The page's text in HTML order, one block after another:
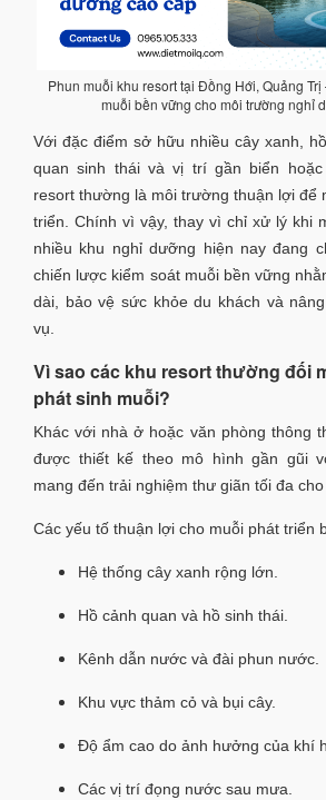
Phun muỗi khu resort tại Đồng Hới, Quảng
muỗi bền vững cho môi trường nghỉ
Với đặc điểm sở hữu nhiều cây xanh,
quan sinh thái và vị trí gần biển
resort thường là môi trường thuận lợi để
triển. Chính vì vậy, thay vì chỉ xử lý khi
nhiều khu nghỉ dưỡng hiện nay đang
chiến lược kiểm soát muỗi bền vững
dài, bảo vệ sức khỏe du khách và
vụ.
Vì sao các khu resort thường đối
phát sinh muỗi?
Khác với nhà ở hoặc văn phòng thông
được thiết kế theo mô hình gần gũi
mang đến trải nghiệm thư giãn tối đa cho
Các yếu tố thuận lợi cho muỗi phát triển
Hệ thống cây xanh rộng lớn.
Hồ cảnh quan và hồ sinh thái.
Kênh dẫn nước và đài phun nước.
Khu vực thảm cỏ và bụi cây.
Độ ẩm cao do ảnh hưởng của khí
Các vị trí đọng nước sau mưa.